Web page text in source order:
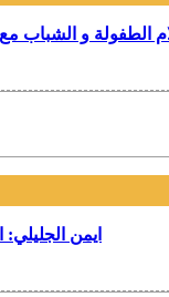
و الشباب مع
ايمن